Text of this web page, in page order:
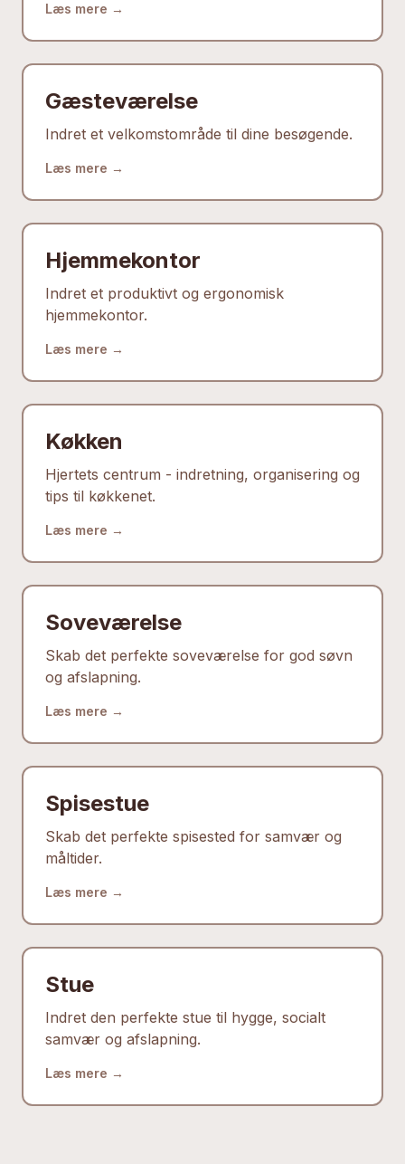
Læs mere →
Gæsteværelse
Indret et velkomstområde til dine besøgende.
Læs mere →
Hjemmekontor
Indret et produktivt og ergonomisk
hjemmekontor.
Læs mere →
Køkken
Hjertets centrum - indretning, organisering og
tips til køkkenet.
Læs mere →
Soveværelse
Skab det perfekte soveværelse for god søvn
og afslapning.
Læs mere →
Spisestue
Skab det perfekte spisested for samvær og
måltider.
Læs mere →
Stue
Indret den perfekte stue til hygge, socialt
samvær og afslapning.
Læs mere →